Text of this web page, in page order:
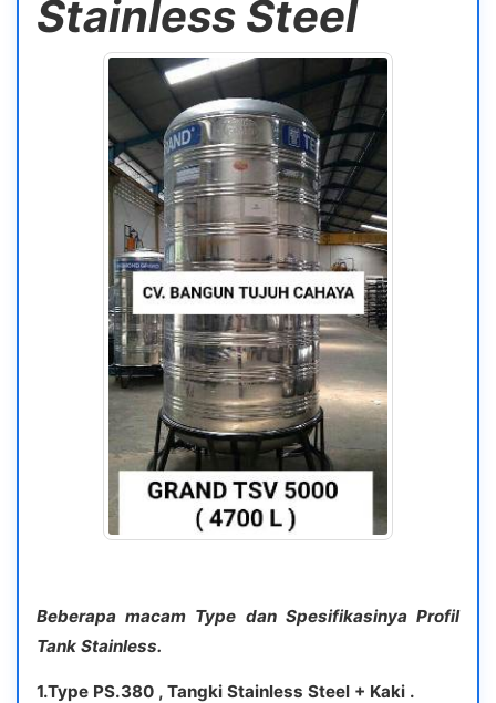
Stainless Steel
Beberapa macam Type dan Spesifikasinya Profil
Tank Stainless.
1.Type PS.380 , Tangki Stainless Steel + Kaki .